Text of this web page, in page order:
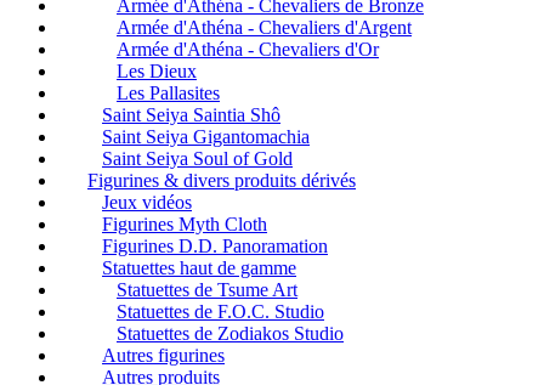
Armée d'Athéna - Chevaliers de Bronze
Armée d'Athéna - Chevaliers d'Argent
Armée d'Athéna - Chevaliers d'Or
Les Dieux
Les Pallasites
Saint Seiya Saintia Shô
Saint Seiya Gigantomachia
Saint Seiya Soul of Gold
Figurines & divers produits dérivés
Jeux vidéos
Figurines Myth Cloth
Figurines D.D. Panoramation
Statuettes haut de gamme
Statuettes de Tsume Art
Statuettes de F.O.C. Studio
Statuettes de Zodiakos Studio
Autres figurines
Autres produits